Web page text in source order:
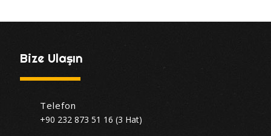
Bize Ulaşın
Telefon
+90 232 873 51 16 (3 Hat)